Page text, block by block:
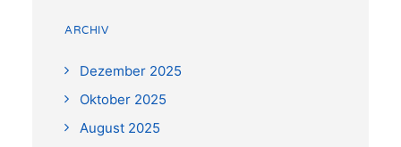
ARCHIV
Dezember 2025
Oktober 2025
August 2025